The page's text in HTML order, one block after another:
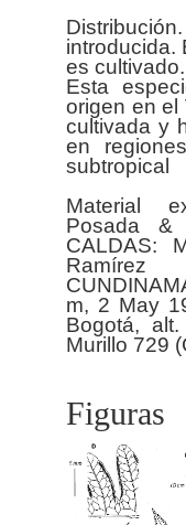
introducida.
es
Esta
origen en el
cultivada y
en
subtropical
Material
Posada &
CALDAS:
m, 2 May
Bogotá,
Figuras